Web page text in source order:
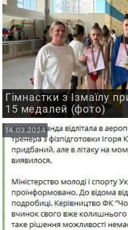
Гімнастки з Ізмаїлу
15 медалей (фото)
14.03.2024